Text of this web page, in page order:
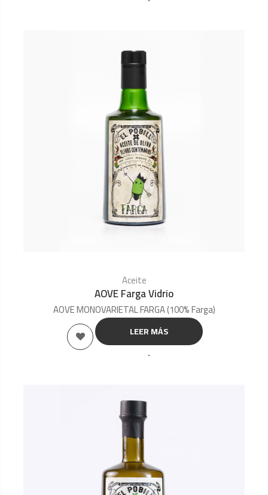
Aceite
AOVE Farga Vidrio
AOVE MONOVARIETAL FARGA (100% Farga)
LEER MÁS